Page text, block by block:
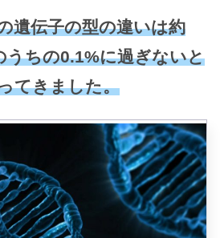
遺伝子の型の違いは約
うちの0.1%に過ぎないと
てきました。